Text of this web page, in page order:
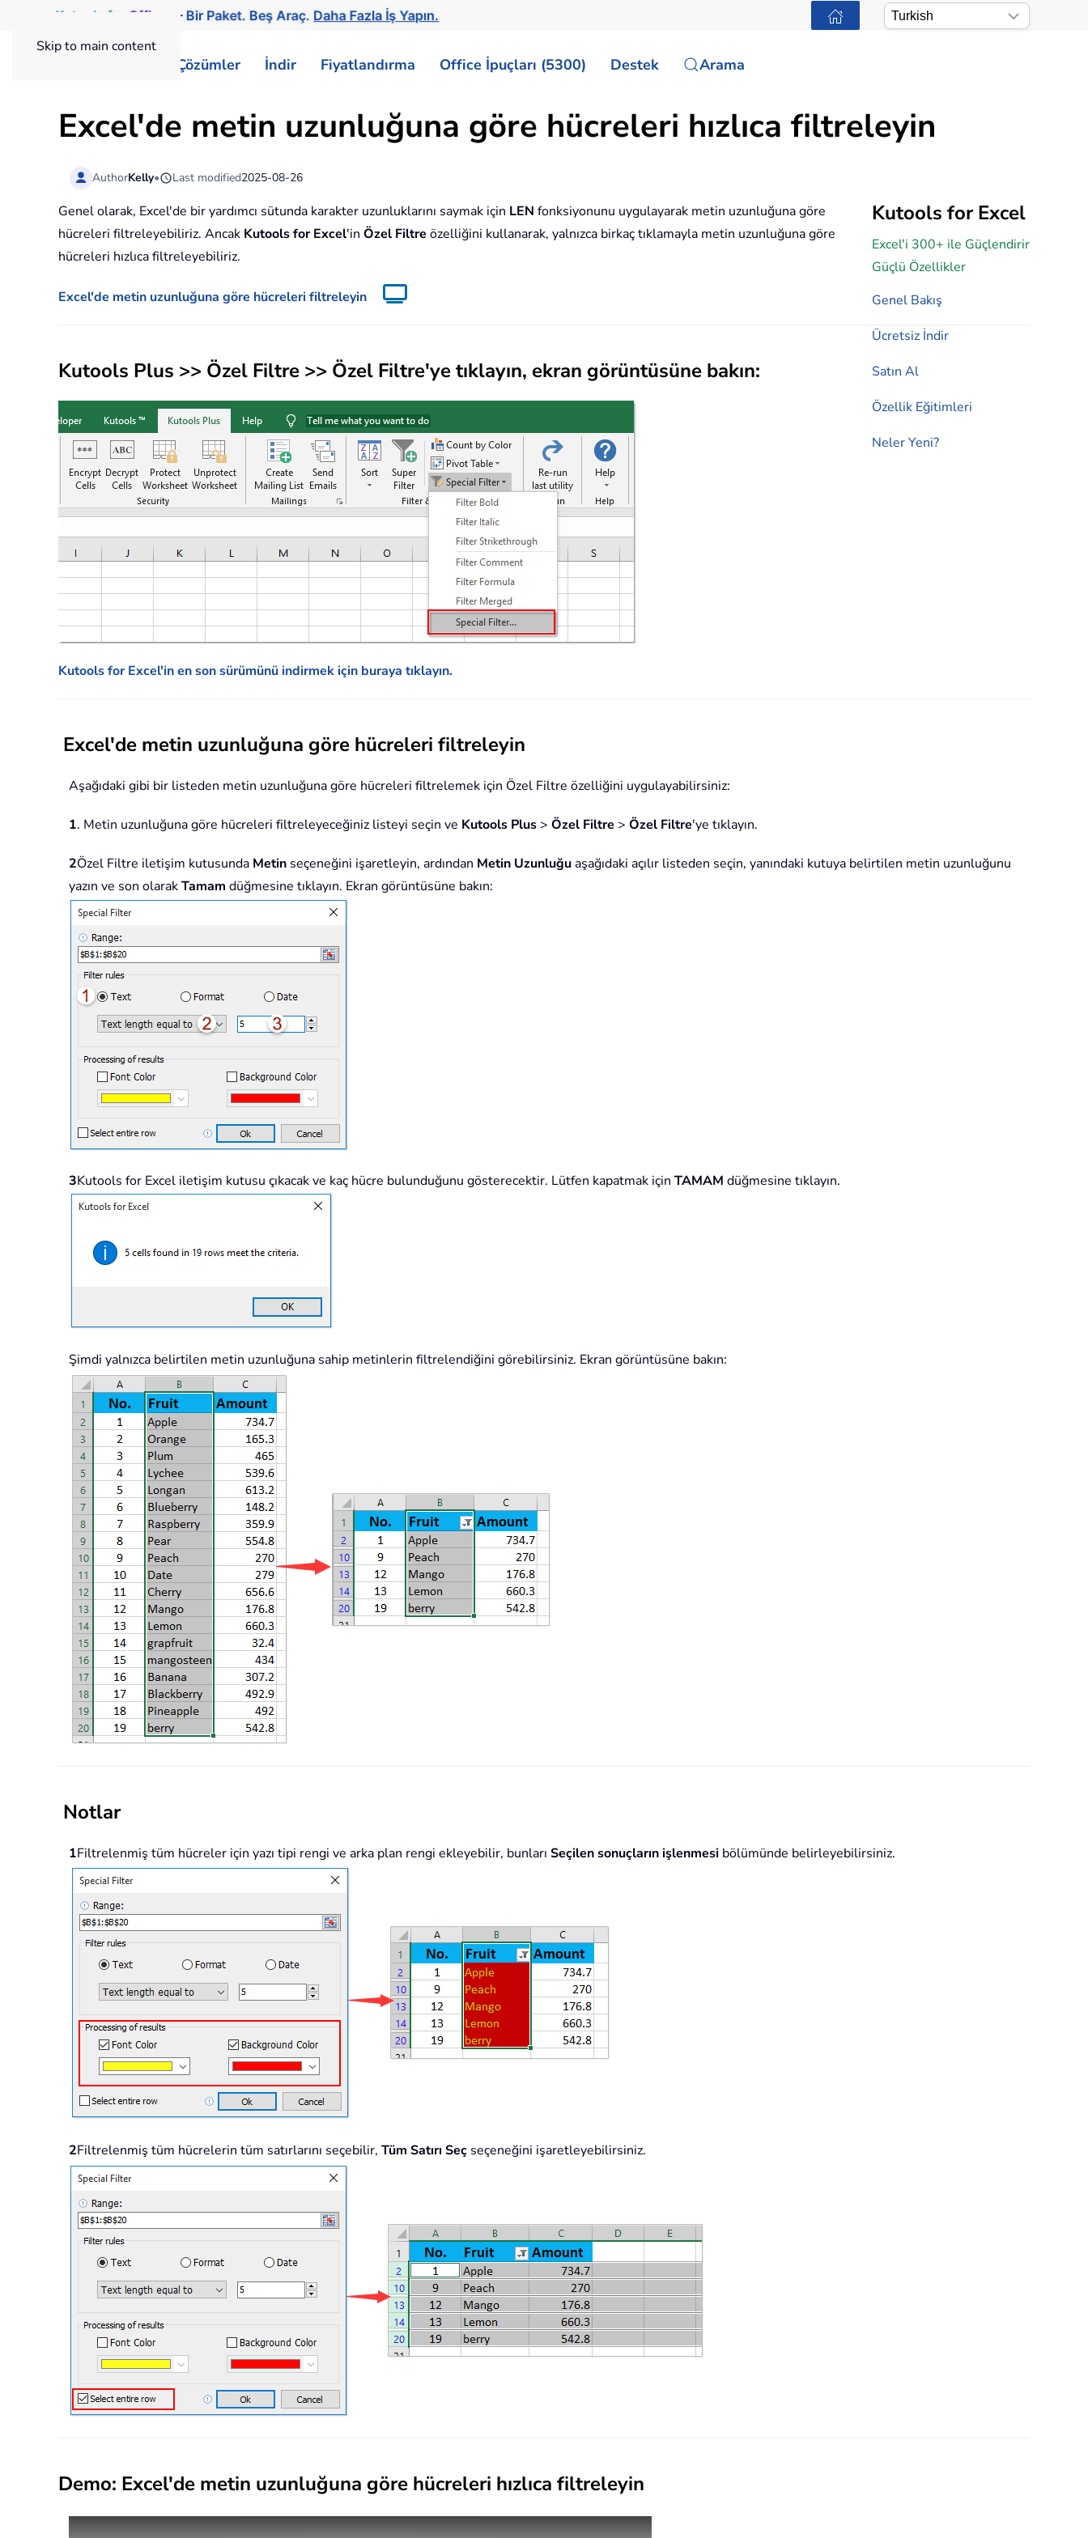
Skip to main content
Kutools for Office — Bir Paket. Beş Araç.Daha Fazla İş Yapın.
Çözümler İndir Fiyatlandırma Office İpuçları (5300) Destek Arama
Excel'de metin uzunluğuna göre hücreleri hızlıca filtreleyin
AuthorKelly• Last modified2025-08-26
Kutools for Excel
Excel'i 300+ ile Güçlendirir
Güçlü Özellikler
Genel Bakış
Ücretsiz İndir
Satın Al
Özellik Eğitimleri
Neler Yeni?
Genel olarak, Excel'de bir yardımcı sütunda karakter uzunluklarını saymak için LEN fonksiyonunu uygulayarak metin uzunluğuna göre
hücreleri filtreleyebiliriz. Ancak Kutools for Excel'in Özel Filtre özelliğini kullanarak, yalnızca birkaç tıklamayla metin uzunluğuna göre
hücreleri hızlıca filtreleyebiliriz.
Excel'de metin uzunluğuna göre hücreleri filtreleyin
Kutools Plus >> Özel Filtre >> Özel Filtre'ye tıklayın, ekran görüntüsüne bakın:
Kutools for Excel'in en son sürümünü indirmek için buraya tıklayın.
Excel'de metin uzunluğuna göre hücreleri filtreleyin
Aşağıdaki gibi bir listeden metin uzunluğuna göre hücreleri filtrelemek için Özel Filtre özelliğini uygulayabilirsiniz:
1. Metin uzunluğuna göre hücreleri filtreleyeceğiniz listeyi seçin ve Kutools Plus > Özel Filtre > Özel Filtre'ye tıklayın.
2Özel Filtre iletişim kutusunda Metin seçeneğini işaretleyin, ardından Metin Uzunluğuaşağıdaki açılır listeden seçin, yanındaki kutuya belirtilen metin uzunluğunu
yazın ve son olarakTamam düğmesine tıklayın. Ekran görüntüsüne bakın:
3Kutools for Excel iletişim kutusu çıkacak ve kaç hücre bulunduğunu gösterecektir. Lütfen kapatmak için TAMAM düğmesine tıklayın.
Şimdi yalnızca belirtilen metin uzunluğuna sahip metinlerin filtrelendiğini görebilirsiniz. Ekran görüntüsüne bakın:
Notlar
1Filtrelenmiş tüm hücreler için yazı tipi rengi ve arka plan rengi ekleyebilir, bunları Seçilen sonuçların işlenmesi bölümünde belirleyebilirsiniz.
2Filtrelenmiş tüm hücrelerin tüm satırlarını seçebilir, Tüm Satırı Seç seçeneğini işaretleyebilirsiniz.
Demo: Excel'de metin uzunluğuna göre hücreleri hızlıca filtreleyin